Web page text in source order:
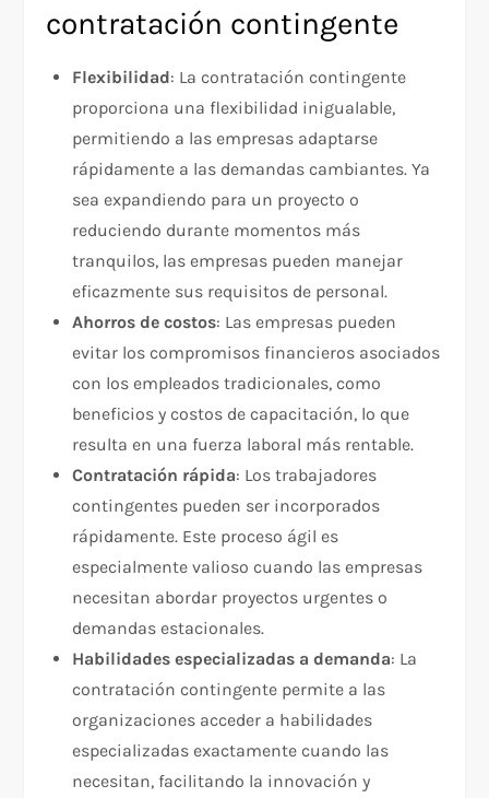
contratación contingente
Flexibilidad: La contratación contingente
proporciona una flexibilidad inigualable,
permitiendo a las empresas adaptarse
rápidamente a las demandas cambiantes. Ya
sea expandiendo para un proyecto o
reduciendo durante momentos más
tranquilos, las empresas pueden manejar
eficazmente sus requisitos de personal.
Ahorros de costos: Las empresas pueden
evitar los compromisos financieros asociados
con los empleados tradicionales, como
beneficios y costos de capacitación, lo que
resulta en una fuerza laboral más rentable.
Contratación rápida: Los trabajadores
contingentes pueden ser incorporados
rápidamente. Este proceso ágil es
especialmente valioso cuando las empresas
necesitan abordar proyectos urgentes o
demandas estacionales.
Habilidades especializadas a demanda: La
contratación contingente permite a las
organizaciones acceder a habilidades
especializadas exactamente cuando las
necesitan, facilitando la innovación y